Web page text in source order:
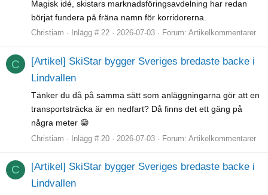
Magisk idé, skistars marknadsföringsavdelning har redan
börjat fundera på fräna namn för korridorerna.
Christiam Inlägg # 22 2026-07-03 Forum: Artikelkommentarer
C
[Artikel] SkiStar bygger Sveriges bredaste backe i
Lindvallen
Tänker du då på samma sätt som anläggningarna gör att en
transportsträcka är en nedfart? Då finns det ett gäng på
några meter 😁
Christiam Inlägg # 20 2026-07-03 Forum: Artikelkommentarer
C
[Artikel] SkiStar bygger Sveriges bredaste backe i
Lindvallen